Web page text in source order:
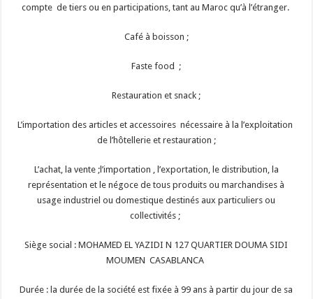
compte de tiers ou en participations, tant au Maroc qu’à l’étranger.
Café à boisson ;
Faste food ;
Restauration et snack ;
L’importation des articles et accessoires nécessaire à la l’exploitation
de l’hôtellerie et restauration ;
L’achat, la vente ;l’importation , l’exportation, le distribution, la
représentation et le négoce de tous produits ou marchandises à
usage industriel ou domestique destinés aux particuliers ou
collectivités ;
Siège social : MOHAMED EL YAZIDI N 127 QUARTIER DOUMA SIDI
MOUMEN CASABLANCA
Durée : la durée de la société est fixée à 99 ans à partir du jour de sa